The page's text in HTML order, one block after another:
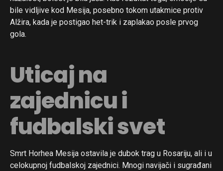
bile vidljive kod Mesija, posebno tokom utakmice protiv
Alžira, kada je postigao het-trik i zaplakao posle prvog
gola.
Uticaj na
zajednicu i
fudbalski svet
Smrt Horhea Mesija ostavila je dubok trag u Rosariju, ali i u
celokupnoj fudbalskoj zajednici. Mnogi navijači i sugrađani
Flipboard
Reddit
Email